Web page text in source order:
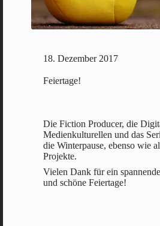
18. Dezember 2017
Feiertage!
Die Fiction Producer, die
Medienkulturellen und das
die Winterpause, ebenso wie
Projekte.
Vielen Dank für ein
und schöne Feiertage!